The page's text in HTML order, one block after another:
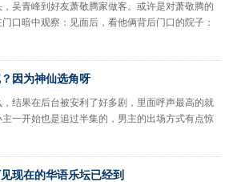
吴青峰到好友萧敬腾家做客。或许是对萧敬腾的
口暗中观察：见面后，看他俩背后门口的院子：
因为神仙选角呀
结果在后台被安利了好多剧，里面呼声最高的就
一开始也是追过半集的，男主的出场方式有点惊
现在的华语乐坛已经到